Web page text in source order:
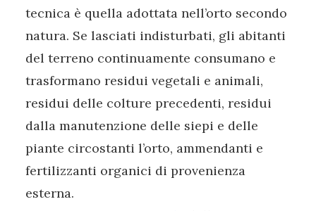
tecnica è quella adottata nell’orto secondo
natura. Se lasciati indisturbati, gli abitanti
del terreno continuamente consumano e
trasformano residui vegetali e animali,
residui delle colture precedenti, residui
dalla manutenzione delle siepi e delle
piante circostanti l’orto, ammendanti e
fertilizzanti organici di provenienza
esterna.